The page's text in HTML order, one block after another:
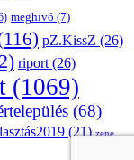
meghívó (7)
pZ.KissZ (26)
riport(26)
(1069)
(68)
(21) zene